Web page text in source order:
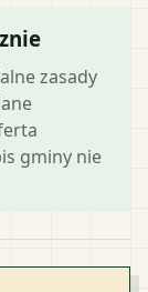
zasady
gminy nie